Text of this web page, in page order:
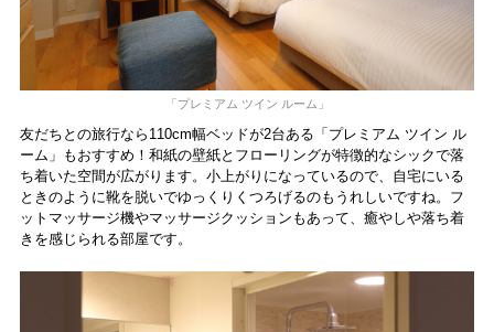
「プレミアム ツイン ルーム」
友だちとの旅行なら110cm幅ベッドが2台ある「プレミアム ツイン ル
ーム」もおすすめ！和紙の壁紙とフローリングが特徴的なシックで落
ち着いた空間が広がります。小上がりになっているので、自宅にいる
ときのように靴を脱いでゆっくりくつろげるのもうれしいですね。フ
ットマッサージ機やマッサージクッションもあって、癒やしや落ち着
きを感じられる部屋です。